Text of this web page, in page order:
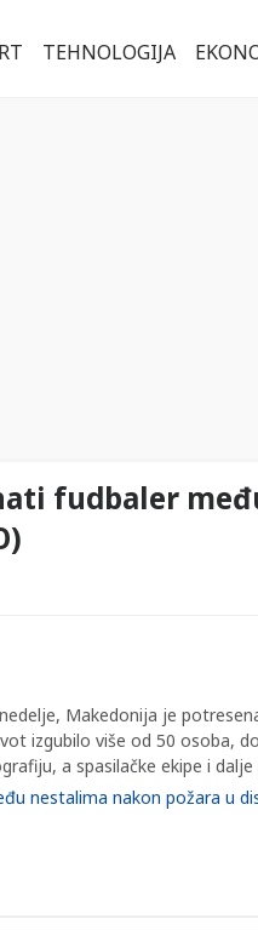
TEHNOLOGIJA
fudbaler
Makedonija je
izgubilo više od 50 osoba,
a spasilačke ekipe i dalje
nestalima nakon požara u